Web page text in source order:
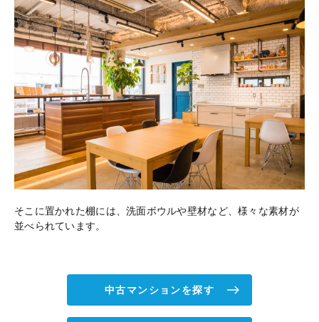
そこに置かれた棚には、洗面ボウルや壁材など、様々な素材が
並べられています。
中古マンションを探す